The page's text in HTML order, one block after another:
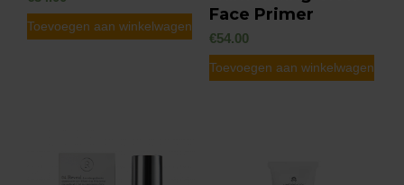
de
productpagina
Toevoegen aan winkelwagen
Face Primer
€54.00
Toevoegen aan winkelwagen